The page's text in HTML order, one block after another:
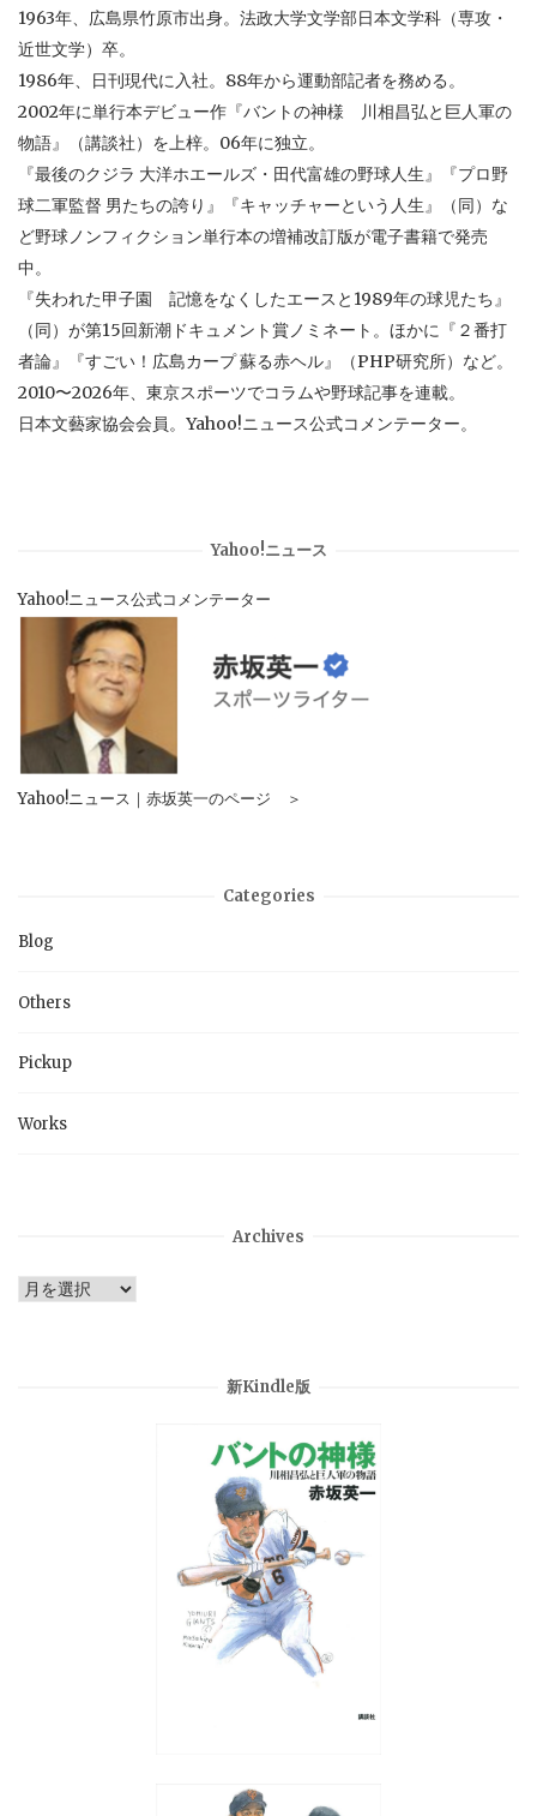
1963年、広島県竹原市出身。法政大学文学部日本文学科（専攻・
近世文学）卒。
1986年、日刊現代に入社。88年から運動部記者を務める。
2002年に単行本デビュー作『バントの神様 川相昌弘と巨人軍の
物語』（講談社）を上梓。06年に独立。
『最後のクジラ 大洋ホエールズ・田代富雄の野球人生』『プロ野
球二軍監督 男たちの誇り』『キャッチャーという人生』（同）な
ど野球ノンフィクション単行本の増補改訂版が電子書籍で発売
中。
『失われた甲子園 記憶をなくしたエースと1989年の球児たち』
（同）が第15回新潮ドキュメント賞ノミネート。ほかに『２番打
者論』『すごい！広島カープ 蘇る赤ヘル』（PHP研究所）など。
2010〜2026年、東京スポーツでコラムや野球記事を連載。
日本文藝家協会会員。Yahoo!ニュース公式コメンテーター。
Yahoo!ニュース
Yahoo!ニュース公式コメンテーター
Yahoo!ニュース｜赤坂英一のページ ＞
Categories
Blog
Others
Pickup
Works
Archives
Archives
新Kindle版